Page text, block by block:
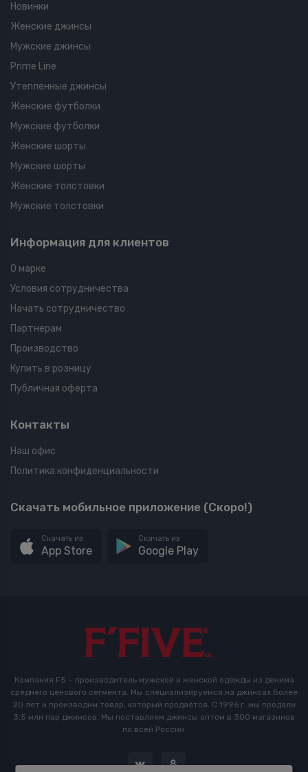
Новинки
Женские джинсы
Мужские джинсы
Prime Line
Утепленные джинсы
Женские футболки
Мужские футболки
Женские шорты
Мужские шорты
Женские толстовки
Мужские толстовки
Информация для клиентов
О марке
Условия сотрудничества
Начать сотрудничество
Партнерам
Производство
Купить в розницу
Публичная оферта
Контакты
Наш офис
Политика конфиденциальности
Скачать мобильное приложение (Скоро!)
Скачать из
App Store
Скачать из
Google Play
Компания F5 – производитель мужской и женской одежды из денима
среднего ценового сегмента. Мы специализируемся на джинсах более
20 лет и производим товар, который продаётся. С 1996 г. мы продали
3,5 млн пар джинсов. Мы поставляем джинсы оптом в 300 магазинов
по всей России.